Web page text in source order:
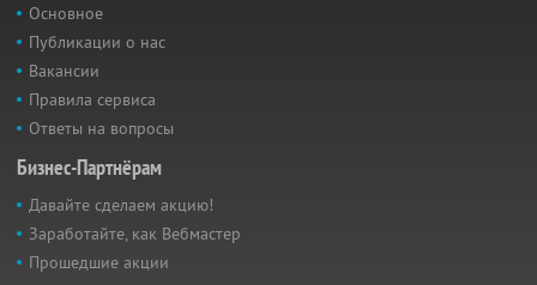
Основное
Публикации о нас
Вакансии
Правила сервиса
Ответы на вопросы
Бизнес-Партнёрам
Давайте сделаем акцию!
Заработайте, как Вебмастер
Прошедшие акции